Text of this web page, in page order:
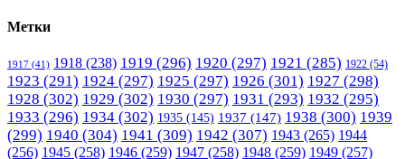
Метки
1917 (41) 1918 (238) 1919 (296) 1920 (297) 1921 (285) 1922 (54)
1923 (291) 1924 (297) 1925 (297) 1926 (301) 1927 (298)
1928 (302) 1929 (302) 1930 (297) 1931 (293) 1932 (295)
1933 (296) 1934 (302) 1935 (145) 1937 (147) 1938 (300) 1939
(299) 1940 (304) 1941 (309) 1942 (307) 1943 (265) 1944
(256) 1945 (258) 1946 (259) 1947 (258) 1948 (259) 1949 (257)